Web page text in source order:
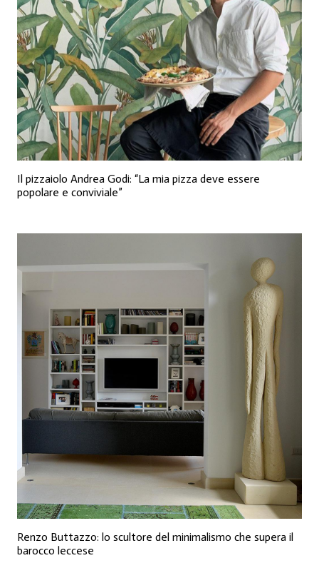
Il pizzaiolo Andrea Godi: “La mia pizza deve essere
popolare e conviviale”
Renzo Buttazzo: lo scultore del minimalismo che supera il
barocco leccese